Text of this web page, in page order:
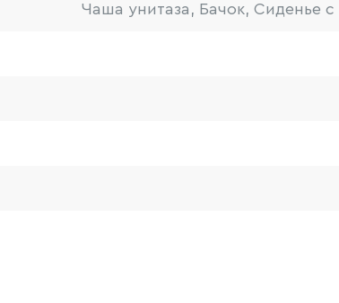
Чаша унитаза, Бачок, Сиденье